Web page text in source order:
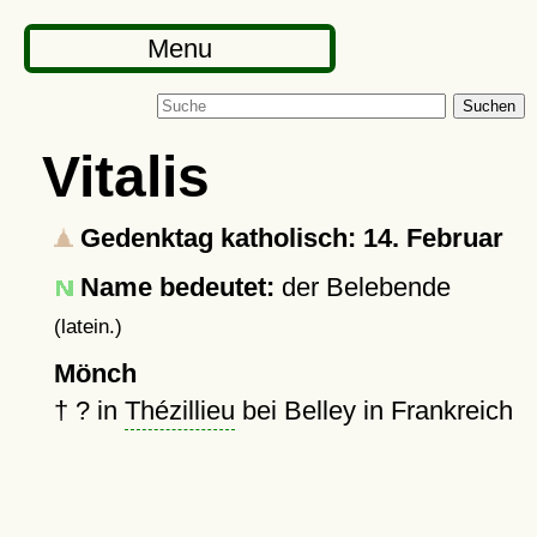
Menu
Suchen
Vitalis
Gedenktag katholisch: 14. Februar
Name bedeutet: der Belebende
(latein.)
Mönch
† ?in Thézillieu bei Belley in Frankreich